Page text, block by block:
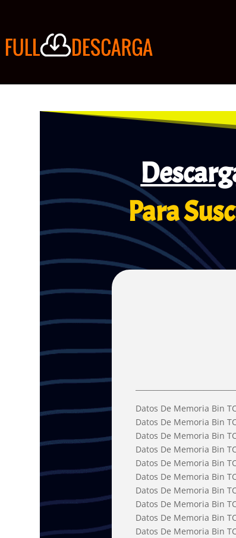
Para
Datos De Memoria Bin
Datos De Memoria Bin
Datos De Memoria Bin
Datos De Memoria Bin
Datos De Memoria Bin
Datos De Memoria Bin
Datos De Memoria Bin
Datos De Memoria Bin
Datos De Memoria Bin
Datos De Memoria Bin